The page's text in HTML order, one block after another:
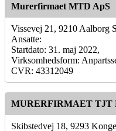
Murerfirmaet MTD ApS
Vissevej 21, 9210 Aalborg
Ansatte:
Startdato: 31. maj 2022,
Virksomhedsform:
CVR: 43312049
MURERFIRMAET TJT
Skibstedvej 18, 9293